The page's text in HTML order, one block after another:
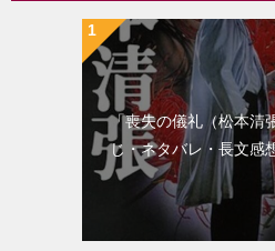
「喪失の儀礼（松本清
じ・ネタバレ・長文感